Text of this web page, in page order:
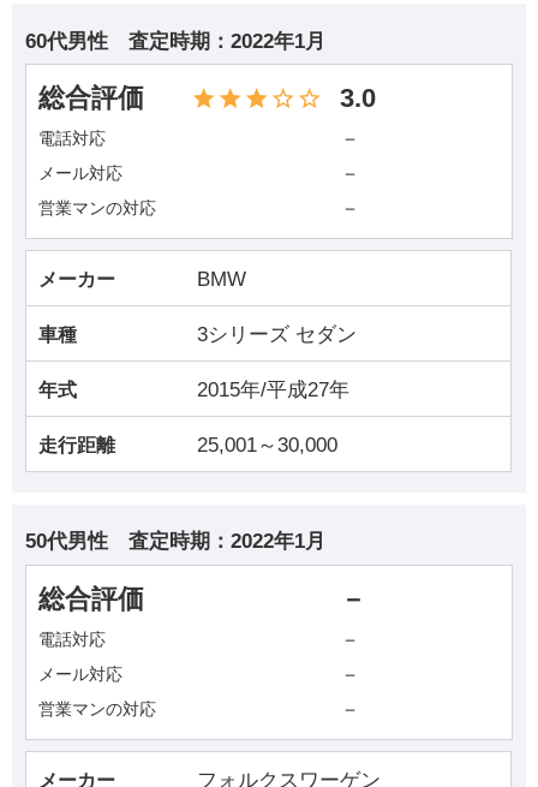
60代男性 査定時期： 2022年1月
総合評価 3.0
電話対応 －
メール対応 －
営業マンの対応 －
メーカー BMW
車種 3シリーズ セダン
年式 2015年/平成27年
走行距離 25,001～30,000
50代男性 査定時期： 2022年1月
総合評価 －
電話対応 －
メール対応 －
営業マンの対応 －
メーカー フォルクスワーゲン